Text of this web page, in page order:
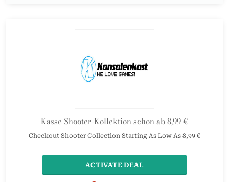
Kasse Shooter-Kollektion schon ab 8,99 €
Checkout Shooter Collection Starting As Low As 8,99 €
ACTIVATE DEAL